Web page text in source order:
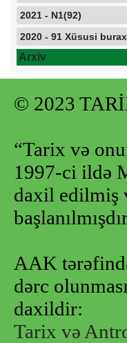
2021 - N1(92)
2020 - 91 Xüsusi
Arxiv
© 2023
“Tarix və
1997-ci ildə
daxil edilmiş
AAK
dərc
daxildir:
Tarix və